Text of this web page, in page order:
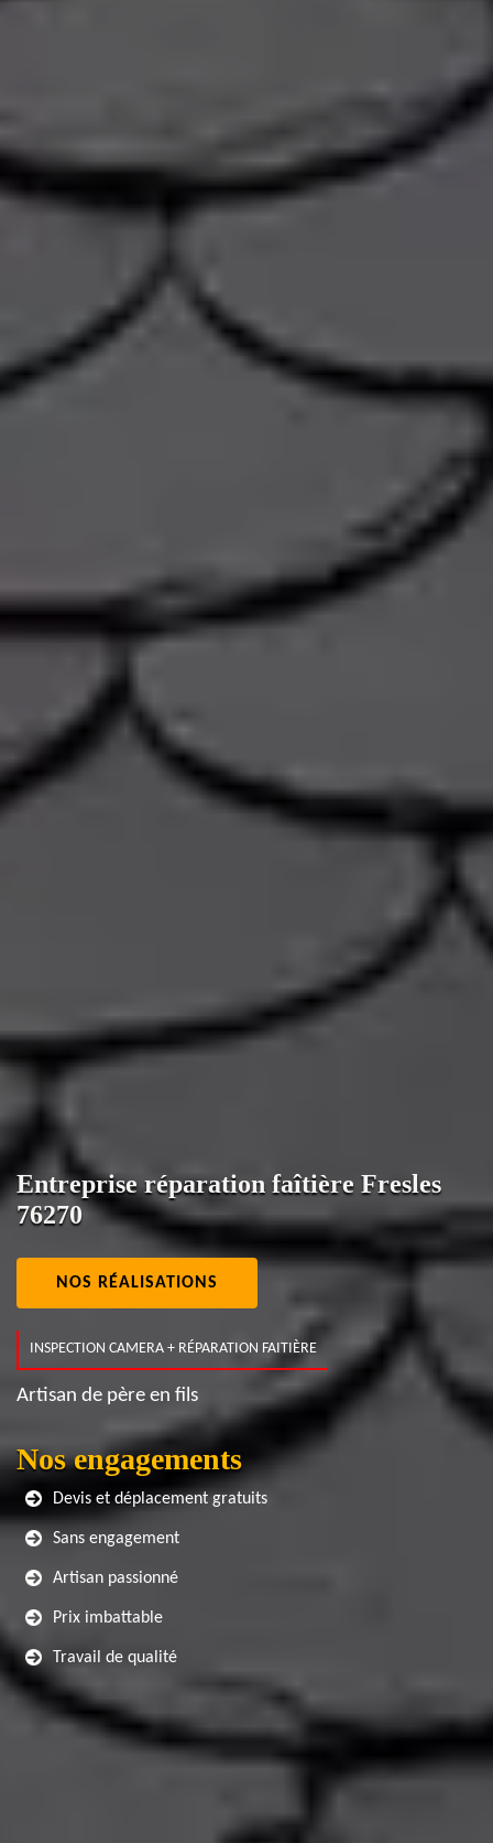
Entreprise réparation faîtière Fresles
76270
NOS RÉALISATIONS
INSPECTION CAMERA + RÉPARATION FAITIÈRE
Artisan de père en fils
Nos engagements
Devis et déplacement gratuits
Sans engagement
Artisan passionné
Prix imbattable
Travail de qualité